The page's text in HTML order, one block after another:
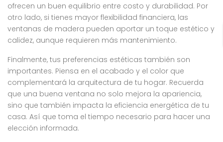
ofrecen un buen equilibrio entre costo y durabilidad. Por
otro lado, si tienes mayor flexibilidad financiera, las
ventanas de madera pueden aportar un toque estético y
calidez, aunque requieren más mantenimiento.
Finalmente, tus preferencias estéticas también son
importantes. Piensa en el acabado y el color que
complementará la arquitectura de tu hogar. Recuerda
que una buena ventana no solo mejora la apariencia,
sino que también impacta la eficiencia energética de tu
casa. Así que toma el tiempo necesario para hacer una
elección informada.